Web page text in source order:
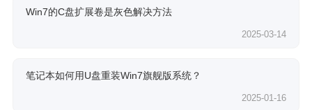
Win7的C盘扩展卷是灰色解决方法
2025-03-14
笔记本如何用U盘重装Win7旗舰版系统？
2025-01-16